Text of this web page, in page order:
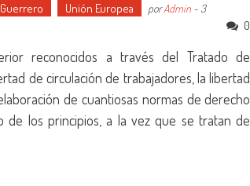
Unión Europea porAdmin - 3
0
reconocidos a través del Tratado de
de circulación de trabajadores, la libertad
de cuantiosas normas de derecho
de los principios, a la vez que se tratan de